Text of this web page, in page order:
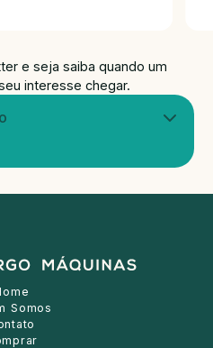
e seja saiba quando um
interesse chegar.
Somos